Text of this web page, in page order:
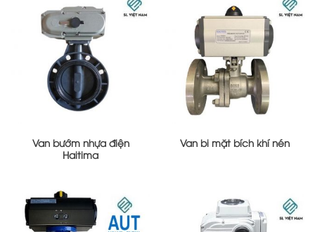
Van bướm nhựa điện
Haitima
Van bi mặt bích khí nén